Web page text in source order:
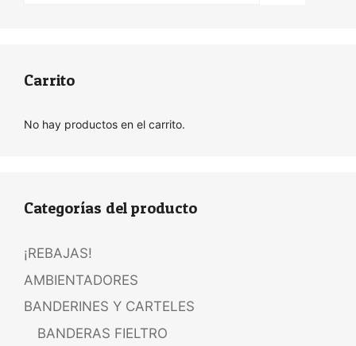
Carrito
No hay productos en el carrito.
Categorías del producto
¡REBAJAS!
AMBIENTADORES
BANDERINES Y CARTELES
BANDERAS FIELTRO